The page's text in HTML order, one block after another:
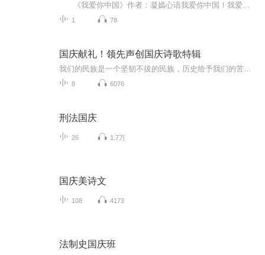
1 78
国庆献礼！领先声创国庆诗歌特辑
8 6076
刑法国庆
26 1.7万
国庆美诗文
108 4173
法制史国庆班